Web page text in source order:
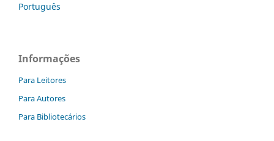
Português
Informações
Para Leitores
Para Autores
Para Bibliotecários